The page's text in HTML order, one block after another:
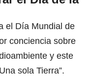
el Día Mundial de
conciencia sobre
y este
sola Tierra”.